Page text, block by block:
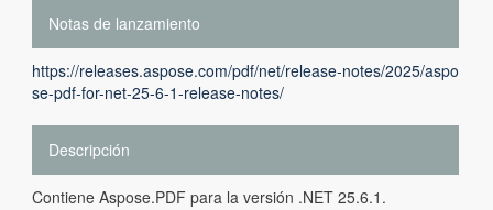
Notas de lanzamiento
https://releases.aspose.com/pdf/net/release-notes/2025/aspo
se-pdf-for-net-25-6-1-release-notes/
Descripción
Contiene Aspose.PDF para la versión .NET 25.6.1.